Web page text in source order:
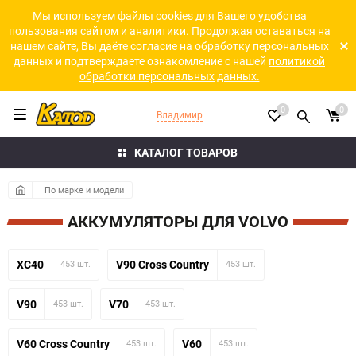
Мы используем файлы cookies для Вашего удобства
пользования сайтом и аналитики. Продолжая оставаться на
нашем сайте, Вы даёте согласие на обработку персональных
данных и подтверждаете ознакомление с нашей политикой
обработки персональных данных.
КАТАЛОГ ТОВАРОВ
Владимир 0 0
По марке и модели
АККУМУЛЯТОРЫ ДЛЯ VOLVO
XC40 453 шт. V90 Cross Country 453 шт.
V90 453 шт. V70 453 шт.
V60 Cross Country 453 шт. V60 453 шт.